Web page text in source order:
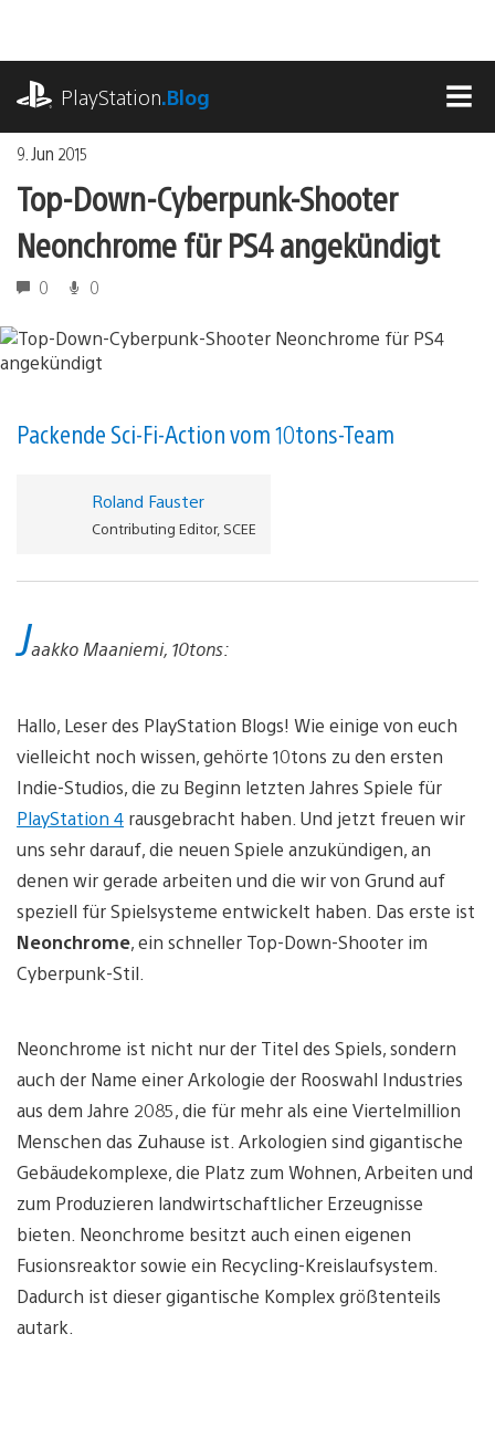
springen
PlayStation.Blog
9. Jun 2015
Top-Down-Cyberpunk-Shooter
Neonchrome für PS4 angekündigt
0 0
Packende Sci-Fi-Action vom 10tons-Team
Roland Fauster
Contributing Editor, SCEE
Jaakko Maaniemi, 10tons:
Hallo, Leser des PlayStation Blogs! Wie einige von euch
vielleicht noch wissen, gehörte 10tons zu den ersten
Indie-Studios, die zu Beginn letzten Jahres Spiele für
PlayStation 4 rausgebracht haben. Und jetzt freuen wir
uns sehr darauf, die neuen Spiele anzukündigen, an
denen wir gerade arbeiten und die wir von Grund auf
speziell für Spielsysteme entwickelt haben. Das erste ist
Neonchrome, ein schneller Top-Down-Shooter im
Cyberpunk-Stil.
Neonchrome ist nicht nur der Titel des Spiels, sondern
auch der Name einer Arkologie der Rooswahl Industries
aus dem Jahre 2085, die für mehr als eine Viertelmillion
Menschen das Zuhause ist. Arkologien sind gigantische
Gebäudekomplexe, die Platz zum Wohnen, Arbeiten und
zum Produzieren landwirtschaftlicher Erzeugnisse
bieten. Neonchrome besitzt auch einen eigenen
Fusionsreaktor sowie ein Recycling-Kreislaufsystem.
Dadurch ist dieser gigantische Komplex größtenteils
autark.